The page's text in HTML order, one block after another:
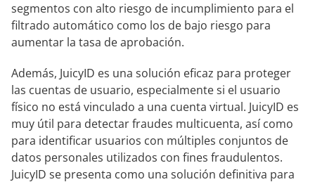
segmentos con alto riesgo de incumplimiento para el
filtrado automático como los de bajo riesgo para
aumentar la tasa de aprobación.
Además, JuicyID es una solución eficaz para proteger
las cuentas de usuario, especialmente si el usuario
físico no está vinculado a una cuenta virtual. JuicyID es
muy útil para detectar fraudes multicuenta, así como
para identificar usuarios con múltiples conjuntos de
datos personales utilizados con fines fraudulentos.
JuicyID se presenta como una solución definitiva para